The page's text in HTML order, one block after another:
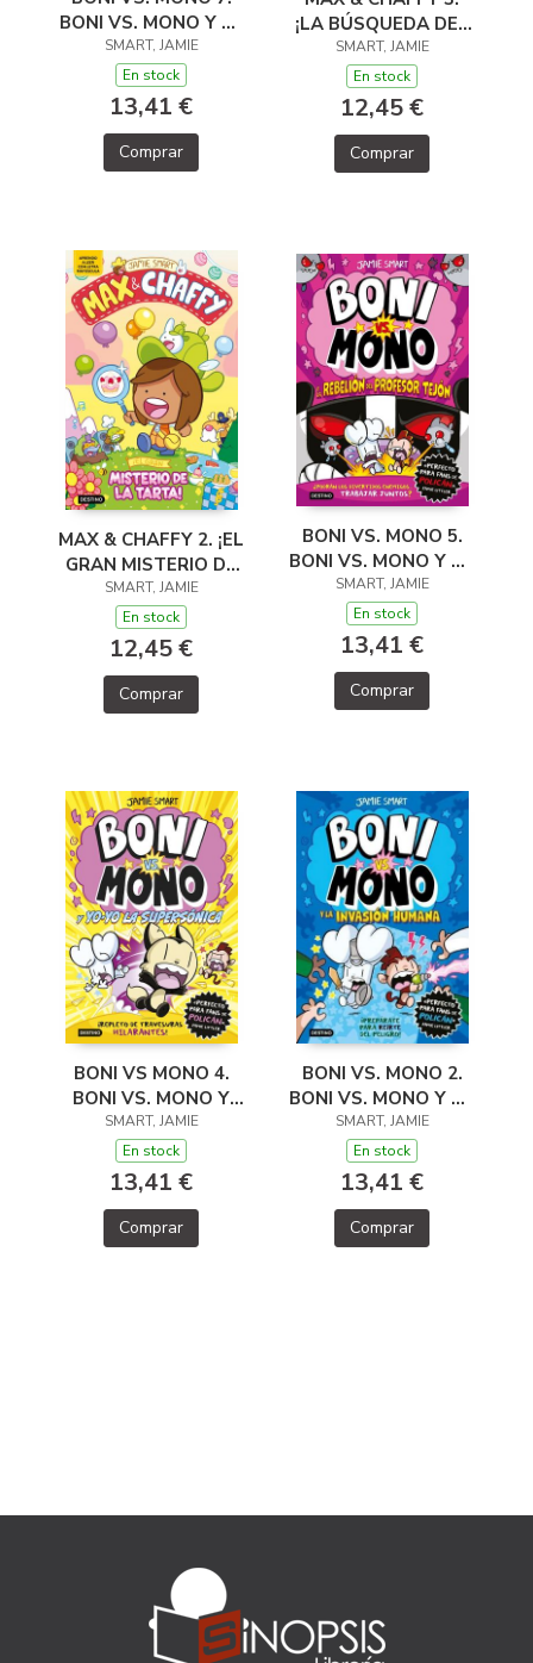
BONI VS. MONO Y EL
CAOS EN EL
MULTIVERSO
SMART, JAMIE
En stock
13,41 €
Comprar
¡LA BÚSQUEDA DEL
CHAFFY DE HIELO!
SMART, JAMIE
En stock
12,45 €
Comprar
MAX & CHAFFY 2. ¡EL
GRAN MISTERIO DE
LA TARTA!
SMART, JAMIE
En stock
12,45 €
Comprar
BONI VS. MONO 5.
BONI VS. MONO Y LA
REBELIÓN DEL
PROFESOR TEJÓN
SMART, JAMIE
En stock
13,41 €
Comprar
BONI VS MONO 4.
BONI VS. MONO Y
YO-YO, LA
SUPERSÓNICA
SMART, JAMIE
En stock
13,41 €
Comprar
BONI VS. MONO 2.
BONI VS. MONO Y LA
INVASION HUMANA
SMART, JAMIE
En stock
13,41 €
Comprar